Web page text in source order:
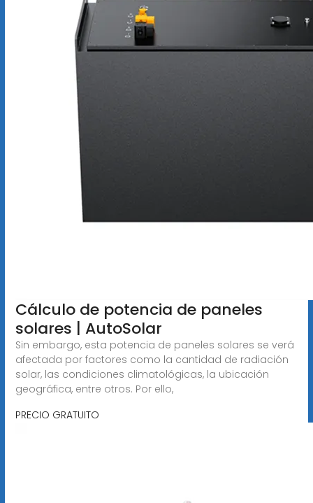
Cálculo de potencia de paneles
solares | AutoSolar
Sin embargo, esta potencia de paneles solares se verá
afectada por factores como la cantidad de radiación
solar, las condiciones climatológicas, la ubicación
geográfica, entre otros. Por ello,
PRECIO GRATUITO